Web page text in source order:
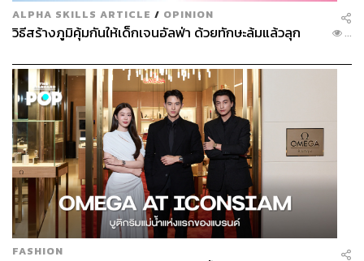
ALPHA SKILLS ARTICLE / OPINION
วิธีสร้างภูมิคุ้มกันให้เด็กเจนอัลฟ่า ด้วยทักษะล้มแล้วลุก ...
FASHION